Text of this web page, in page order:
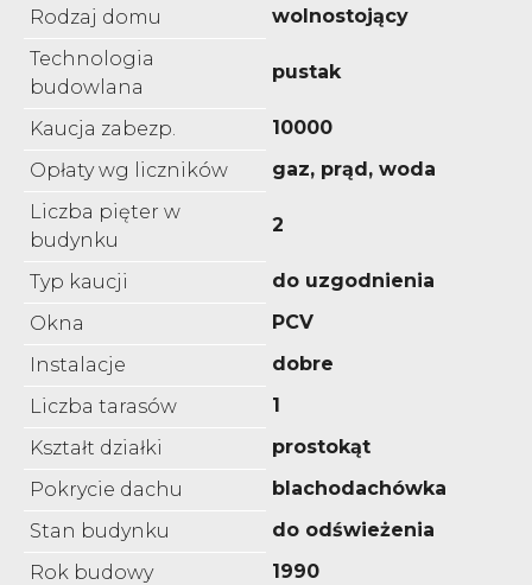
Rodzaj domu
wolnostojący
Technologia
budowlana
pustak
Kaucja zabezp.
10000
Opłaty wg liczników
gaz, prąd, woda
Liczba pięter w
budynku
2
Typ kaucji
do uzgodnienia
Okna
PCV
Instalacje
dobre
Liczba tarasów
1
Kształt działki
prostokąt
Pokrycie dachu
blachodachówka
Stan budynku
do odświeżenia
Rok budowy
1990